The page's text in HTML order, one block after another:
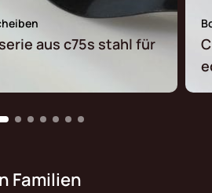
aus c75s stahl für
Familien